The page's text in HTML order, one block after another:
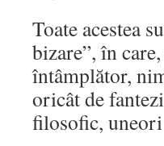
Toate acestea
bizare”, în
întâmplător,
oricât de
filosofic,